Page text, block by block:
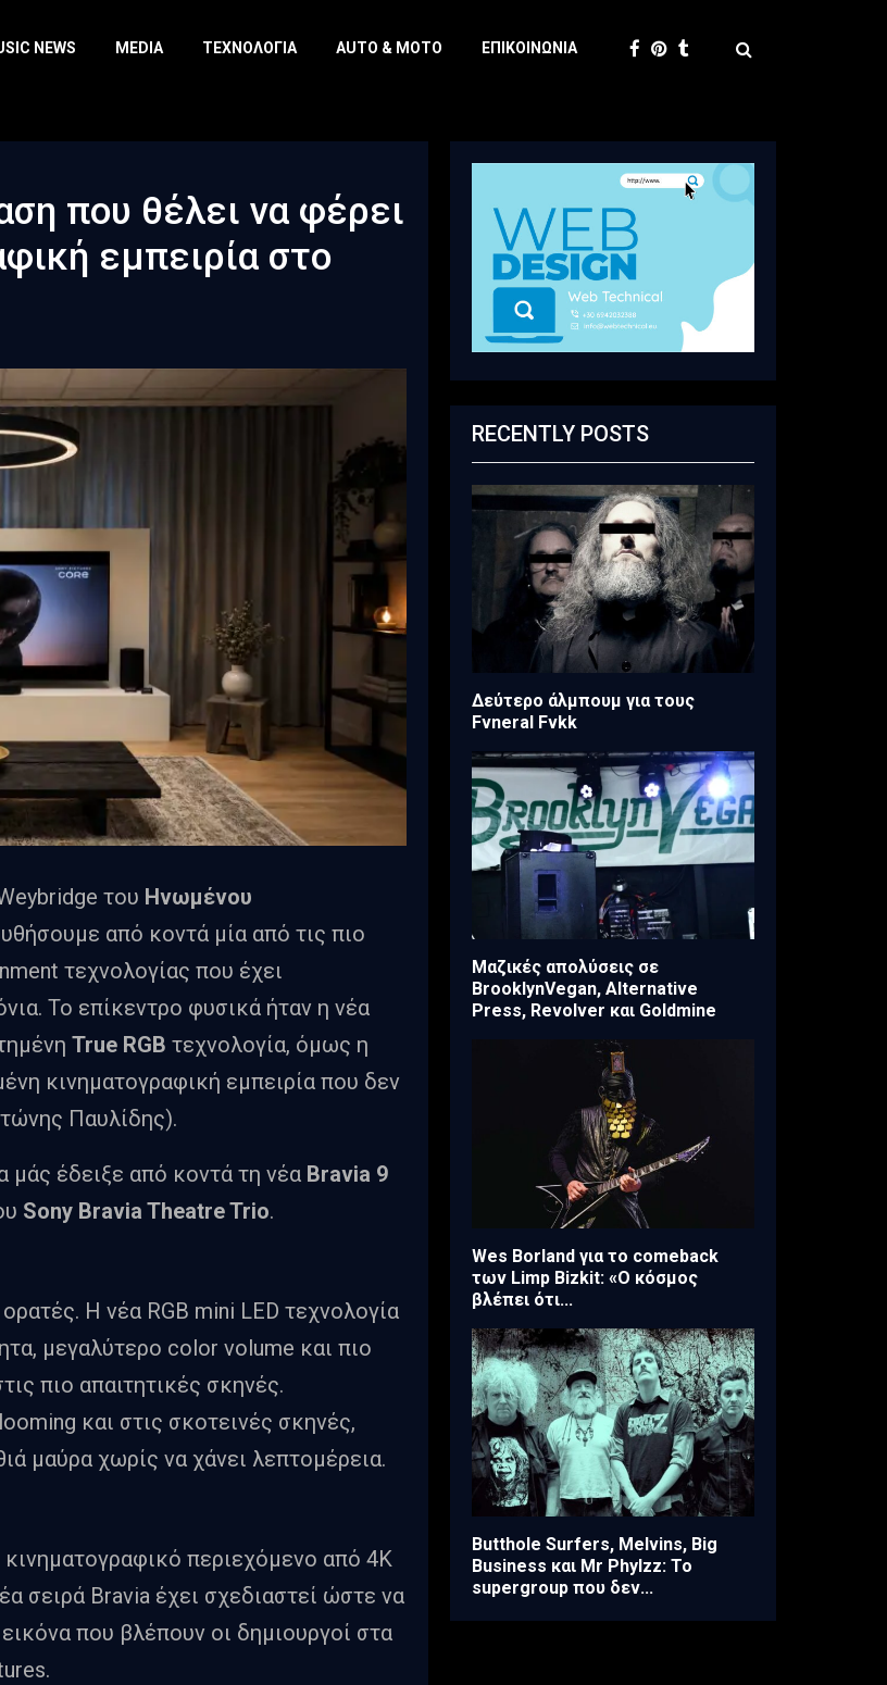
NEWS MEDIA ΤΕΧΝΟΛΟΓΊΑ AUTO & MOTO ΕΠΙΚΟΙΝΩΝΊΑ
που θέλει να φέρει
εμπειρία στο
του Ηνωμένου
από κοντά μία από τις πιο
τεχνολογίας που έχει
Το επίκεντρο φυσικά ήταν η νέα
True RGB τεχνολογία, όμως η
κινηματογραφική εμπειρία που δεν
Παυλίδης).
μάς έδειξε από κοντά τη νέα Bravia 9
Sony Bravia Theatre Trio.
Η νέα RGB mini LED τεχνολογία
μεγαλύτερο color volume και πιο
πιο απαιτητικές σκηνές.
και στις σκοτεινές σκηνές,
μαύρα χωρίς να χάνει λεπτομέρεια.
περιεχόμενο από 4K
σειρά Bravia έχει σχεδιαστεί ώστε να
που βλέπουν οι δημιουργοί στα
RECENTLY POSTS
Δεύτερο άλμπουμ για τους
Fvneral Fvkk
Μαζικές απολύσεις σε
BrooklynVegan, Alternative
Press, Revolver και Goldmine
Wes Borland για το comeback
των Limp Bizkit: «Ο κόσμος
βλέπει ότι...
Butthole Surfers, Melvins, Big
Business και Mr Phylzz: Το
supergroup που δεν...